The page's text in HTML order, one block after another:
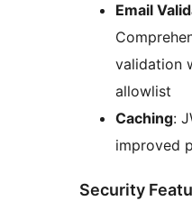
Email
validation
allowlist
Caching:
improved
Security